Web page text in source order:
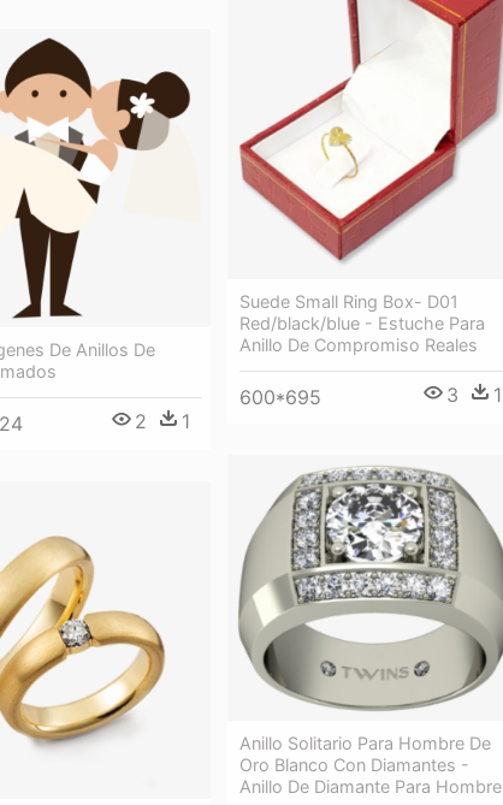
Suede Small Ring Box- D01
Red/black/blue - Estuche Para
Anillo De Compromiso Reales
600*695 3 1
De Anillos De
2 1
Anillo Solitario Para Hombre De
Oro Blanco Con Diamantes -
Anillo De Diamante Para Hombre